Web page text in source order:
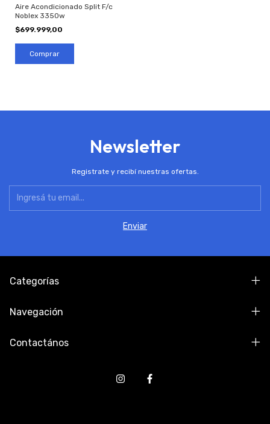
Aire Acondicionado Split F/c
Noblex 3350w
$699.999,00
Newsletter
Registrate y recibí nuestras ofertas.
Categorías
Navegación
Contactános